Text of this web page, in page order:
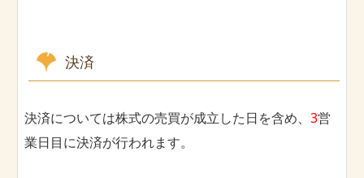
決済
決済については株式の売買が成立した日を含め、 3営
業日目に決済が行われます。